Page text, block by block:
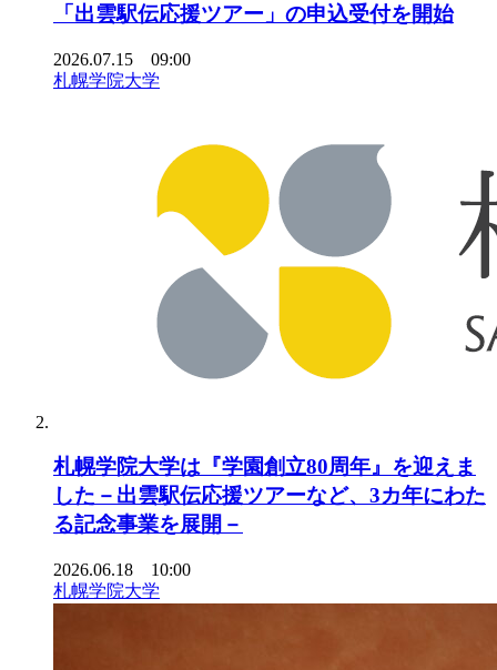
「出雲駅伝応援ツアー」の申込受付を開始
2026.07.15 09:00
札幌学院大学
札幌学院大学は『学園創立80周年』を迎えま
した－出雲駅伝応援ツアーなど、3カ年にわた
る記念事業を展開－
2026.06.18 10:00
札幌学院大学